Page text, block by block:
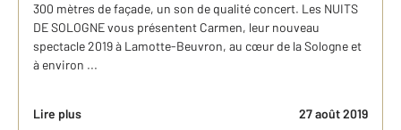
300 mètres de façade, un son de qualité concert. Les NUITS
DE SOLOGNE vous présentent Carmen, leur nouveau
spectacle 2019 à Lamotte-Beuvron, au cœur de la Sologne et
à environ ...
Lire plus 27 août 2019